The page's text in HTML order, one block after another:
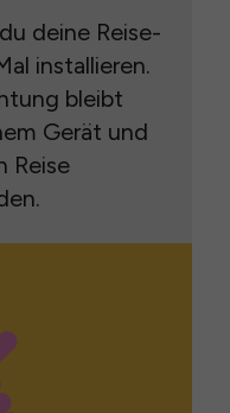
deine Reise-
installieren.
bleibt
Gerät und
Reise